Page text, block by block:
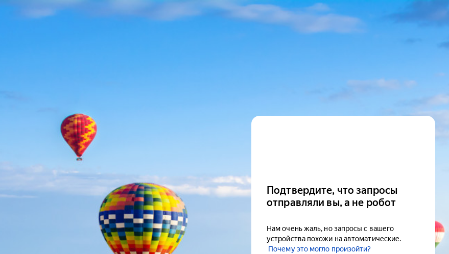
Подтвердите, что запросы
отправляли вы, а не робот
Нам очень жаль, но запросы с вашего
устройства похожи на автоматические.
Почему это могло произойти?